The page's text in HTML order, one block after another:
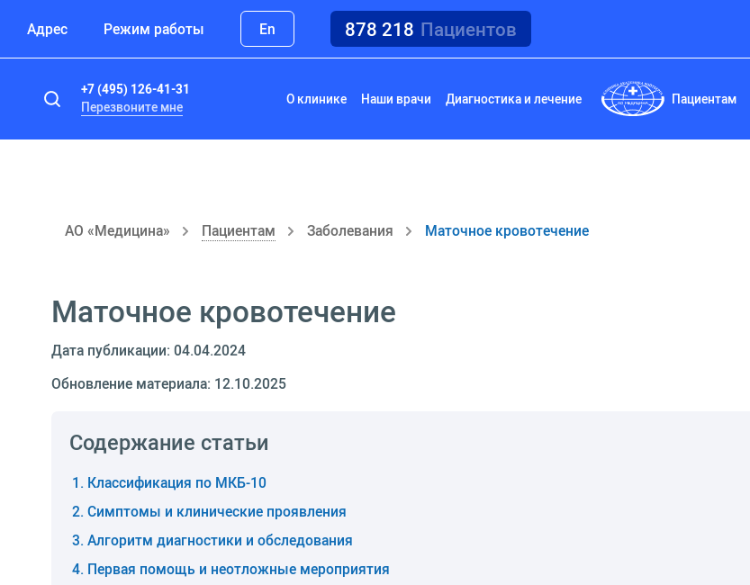
Адрес Режим работы En 878 218 Пациентов
+7 (495) 126-41-31
Перезвоните мне
О клинике Наши врачи Диагностика и лечение Пациентам
АО «Медицина» Пациентам Заболевания Маточное кровотечение
Маточное кровотечение
Дата публикации: 04.04.2024
Обновление материала: 12.10.2025
Содержание статьи
Классификация по МКБ-10
Симптомы и клинические проявления
Алгоритм диагностики и обследования
Первая помощь и неотложные мероприятия